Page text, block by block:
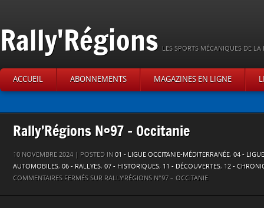
Rally'Régions LES SPORTS MÉCANIQUES DE
ACCUEIL ABONNEMENTS MAGAZINES EN LIGNE
Rally’Régions N°97 – Occitanie
10 NOVEMBRE 2024 | POSTED IN 01 - LIGUE OCCITANIE-MÉDITERRANÉE, 04 -
AUTOMOBILES, 06 - RALLYES, 07 - HISTORIQUES, 11 - DÉCOUVERTES, 12 -
COMMENTAIRES FERMÉS SUR RALLY’RÉGIONS N°97 – OCCITANIE